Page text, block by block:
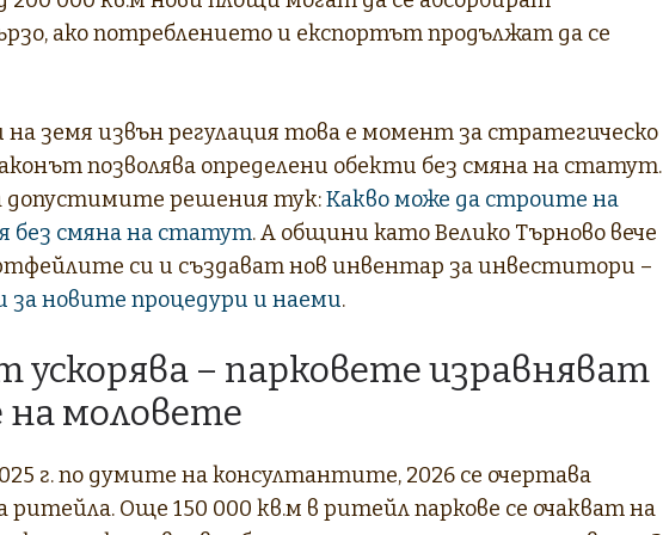
ако потреблението и експортът продължат да се
на земя извън регулация това е момент за стратегическо
позволява определени обекти без смяна на статут.
допустимите решения тук:Какво може да строите на
без смяна на статут. А общини като Велико Търново вече
си и създават нов инвентар за инвеститори –
новите процедури и наеми.
ускорява – парковете изравняват
моловете
г. по думите на консултантите, 2026 се очертава
ритейла. Още 150 000 кв.м в ритейл паркове се очакват на